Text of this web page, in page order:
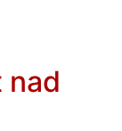
nad